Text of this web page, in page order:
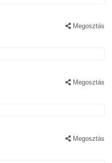
Megosztás
Megosztás
Megosztás